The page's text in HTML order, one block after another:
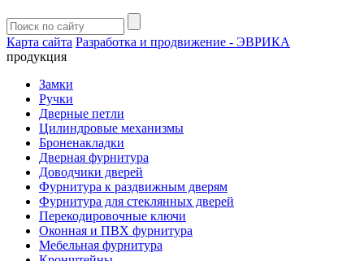
Карта сайта Разработка и продвижение - ЭВРИКА
продукция
Замки
Ручки
Дверные петли
Цилиндровые механизмы
Броненакладки
Дверная фурнитура
Доводчики дверей
Фурнитура к раздвижным дверям
Фурнитура для стеклянных дверей
Перекодировочные ключи
Оконная и ПВХ фурнитура
Мебельная фурнитура